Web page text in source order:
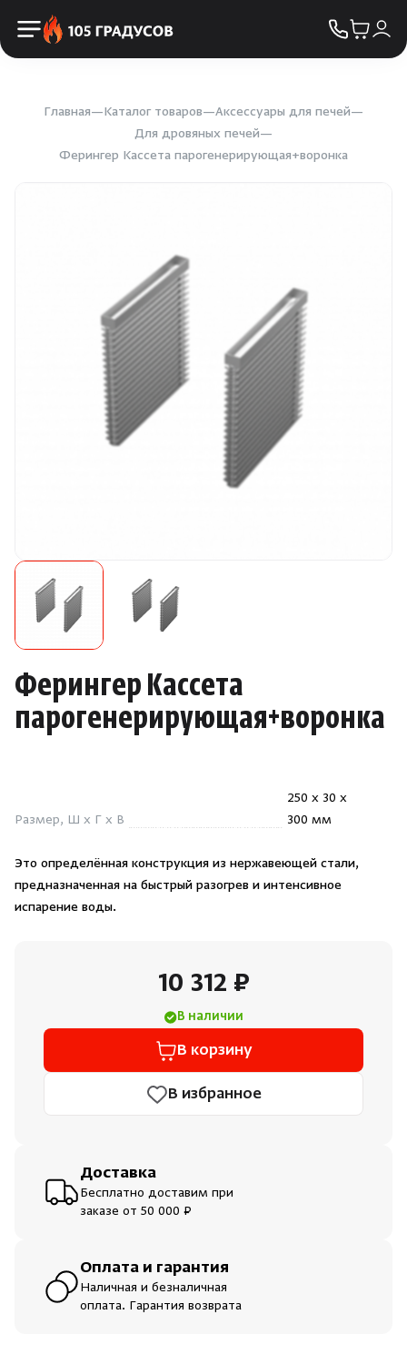
Освещение
Двери
Дымоходы
Облицовка и порталы
SPA-оборудование
Камни для печей
Запчасти
Отопление
Для хаммама
Аксессуары для печей
Душевые поддоны и системы слива
Интерьер
Пародушевые
Главная Каталог товаров
Аксессуары для печей
Для дровяных печей
Ферингер Кассета парогенерирующая+воронка
Ферингер Кассета
парогенерирующая+воронка
Размер, Ш x Г x В
250 x 30 x
300 мм
Это определённая конструкция из нержавеющей стали,
предназначенная на быстрый разогрев и интенсивное
испарение воды.
10 312 ₽
В наличии
В корзину
В избранное
Доставка
Бесплатно доставим при
заказе от 50 000 ₽
Оплата и гарантия
Наличная и безналичная
оплата. Гарантия возврата